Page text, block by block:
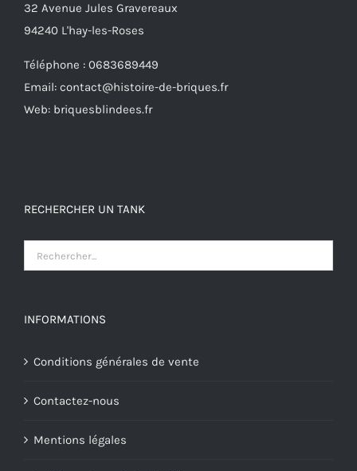
32 Avenue Jules Gravereaux
94240 L'hay-les-Roses
Téléphone : 0683689449
Email: contact@histoire-de-briques.fr
Web: briquesblindees.fr
RECHERCHER UN TANK
INFORMATIONS
Conditions générales de vente
Contactez-nous
Mentions légales